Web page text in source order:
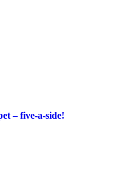
– five-a-side!